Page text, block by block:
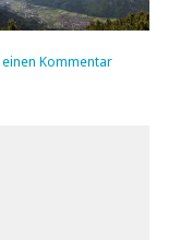
einen Kommentar